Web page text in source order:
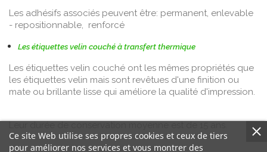
Les adhésifs associés peuvent être: permanent, enlevable
- repositionnable, renforcé
Les étiquettes velin couché à transfert thermique
Les étiquettes velin couché ont les mêmes propriétés que
les étiquettes velin mais sont revêtues d'une finition ou
mate ou brillante lisse qui améliore la qualité d'impression.
Ce site Web utilise ses propres cookies et ceux de tiers
pour améliorer nos services et vous montrer des